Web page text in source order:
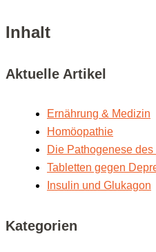
Inhalt
Aktu­el­le Artikel
Ernäh­rung & Medizin
Homöo­pa­thie
Die Patho­ge­ne­se des
Tablet­ten gegen
Insu­lin und Glukagon
Kate­go­rien